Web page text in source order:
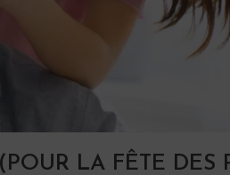
LA FÊTE DES